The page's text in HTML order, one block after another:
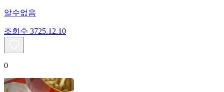
알수없음
조회수 3725.12.10
0